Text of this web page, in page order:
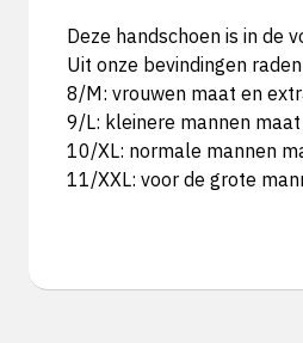
Deze handschoen is in de
Uit onze bevindingen
8/M: vrouwen maat en
9/L: kleinere mannen maat
10/XL: normale mannen
11/XXL: voor de grote